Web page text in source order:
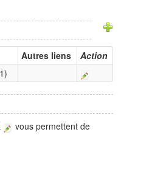
Autres liens
Action
vous permettent de